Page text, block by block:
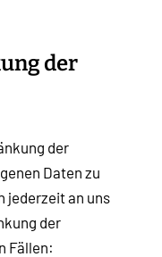
der
der
Daten zu
jederzeit an uns
der
Fällen: